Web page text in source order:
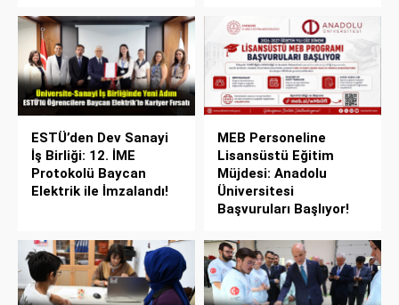
ESTÜ’den Dev Sanayi
İş Birliği: 12. İME
Protokolü Baycan
Elektrik ile İmzalandı!
MEB Personeline
Lisansüstü Eğitim
Müjdesi: Anadolu
Üniversitesi
Başvuruları Başlıyor!